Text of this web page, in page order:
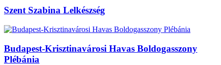
Szent Szabina Lelkészség
Budapest-Krisztinavárosi Havas Boldogasszony
Plébánia